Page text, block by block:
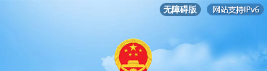
无障碍版